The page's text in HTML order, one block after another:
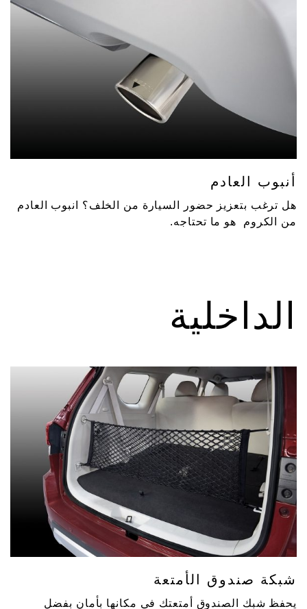
أنبوب العادم
هل ترغب بتعزيز حضور السيارة من الخلف؟ انبوب العادم
من الكروم هو ما تحتاجه.
الداخلية
شبكة صندوق الأمتعة
يحفظ شبك الصندوق أمتعتك في مكانها بأمان بفضل